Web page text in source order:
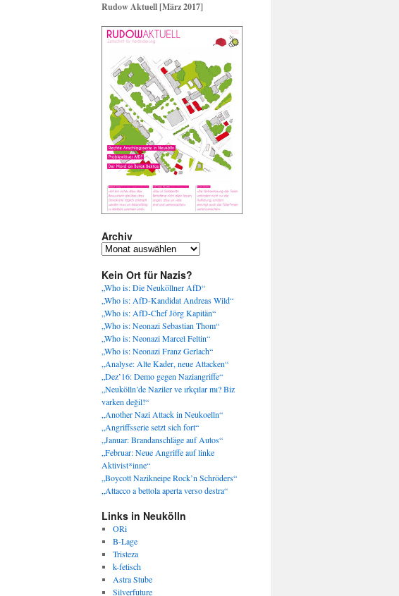
Rudow Aktuell [März 2017]
Archiv
Archiv
Kein Ort für Nazis?
„Who is: Die Neuköllner AfD“
„Who is: AfD-Kandidat Andreas Wild“
„Who is: AfD-Chef Jörg Kapitän“
„Who is: Neonazi Sebastian Thom“
„Who is: Neonazi Marcel Feltin“
„Who is: Neonazi Franz Gerlach“
„Analyse: Alte Kader, neue Attacken“
„Dez’16: Demo gegen Naziangriffe“
„Neukölln’de Naziler ve ırkçılar mı? Biz
varken değil!“
„Another Nazi Attack in Neukoelln“
„Angriffsserie setzt sich fort“
„Januar: Brandanschläge auf Autos“
„Februar: Neue Angriffe auf linke
Aktivist*inne“
„Boycott Nazikneipe Rock’n Schröders“
„Attacco a bettola aperta verso destra“
Links in Neukölln
ORi
B-Lage
Tristeza
k-fetisch
Astra Stube
Silverfuture